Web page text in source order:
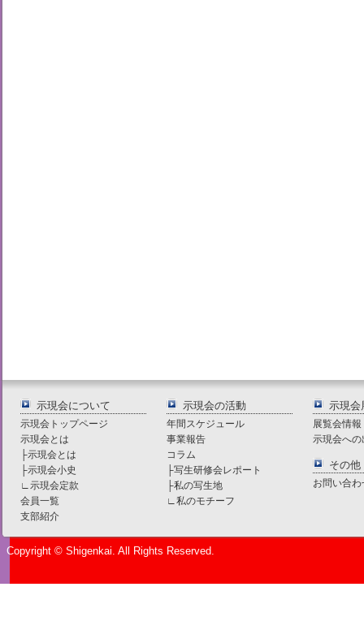
示現会について
示現会トップページ
示現会とは
├示現会とは
├示現会小史
∟ 示現会定款
会員一覧
支部紹介
示現会の活動
年間スケジュール
事業報告
コラム
├写生研修会レポート
├私の写生地
∟ 私のモチーフ
示現会
展覧会情報
示現会へ
その他
お問い合
Copyright © Shigenkai. All Rights Reserved.